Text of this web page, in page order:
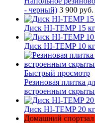
- черный) 3 900 руб.
Диск HI-TEMP 15 кг
Диск HI-TEMP 10 кг
Быстрый просмотр
Резиновая плитка
встроенным
Диск HI-TEMP 20 кг
Домашний спортзал